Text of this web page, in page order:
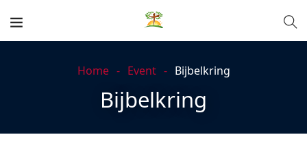
Home Event Bijbelkring
Bijbelkring